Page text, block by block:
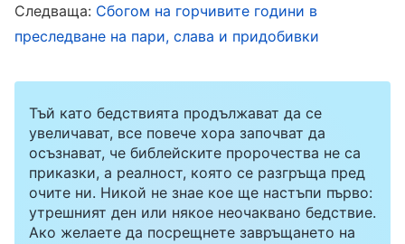
може да даде на човека пътя на вечния живот)
последните дни Бог изразява истината, за да
пречисти и спаси човечеството, да освободи
хората от мрачната власт на Сатана и да им
даде вечен живот, както и да ги въведе в
Божието царство. Това е единствената
възможност за хората да бъдат спасени.
Чувствах се голяма късметлийка, че в този
Следваща: Сбогом на горчивите години в
преследване на пари, слава и придобивки
Тъй като бедствията продължават да се
увеличават, все повече хора започват да
осъзнават, че библейските пророчества не са
приказки, а реалност, която се разгръща пред
очите ни. Никой не знае кое ще настъпи първо:
утрешният ден или някое неочаквано бедствие.
Ако желаете да посрещнете завръщането на